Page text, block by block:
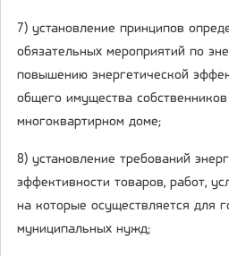
7) установление принципов
обязательных мероприятий по
повышению энергетической
общего имущества
многоквартирном доме;
8) установление требований
эффективности товаров, работ,
на которые осуществляется для
муниципальных нужд;